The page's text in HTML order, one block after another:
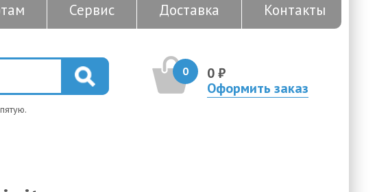
Сервис Доставка Контакты
0
0 ₽
Оформить заказ